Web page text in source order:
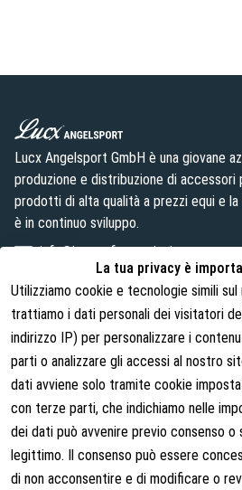
La tua privacy è
Utilizziamo cookie e tecnologie simili
trattiamo i dati personali dei visitatori
indirizzo IP) per personalizzare i
parti o analizzare gli accessi al nostro
dati avviene solo tramite cookie
con terze parti, che indichiamo nelle
dei dati può avvenire previo consenso o
legittimo. Il consenso può essere
di non acconsentire e di modificare o
Lucx Angelsport GmbH è una giovane
produzione e distribuzione di accessori
prodotti di alta qualità a prezzi equi e
è in continuo sviluppo.
info@lust-aufs-angeln.de
Note legali
Termini e condizioni
Diritti di recesso
Recedere dal contratto
Informativa sulla privacy